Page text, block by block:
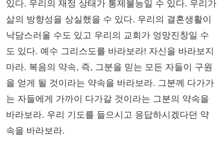
있다. 우리의 재정 상태가 통제불능일 수 있다. 우리가
삶의 방향성을 상실했을 수 있다. 우리의 결혼생활이
낙담스러울 수도 있고 우리의 교회가 엉망진창일 수
도 있다. 예수 그리스도를 바라보라! 자신을 바라보지
마라. 복음의 약속, 즉, 그분을 믿는 모든 자들이 구원
을 얻게 될 것이라는 약속을 바라보라. 그분께 다가가
는 자들에게 가까이 다가갈 것이라는 그분의 약속을
바라보라. 우리 기도를 들으시고 응답하시겠다던 약
속을 바라보라.